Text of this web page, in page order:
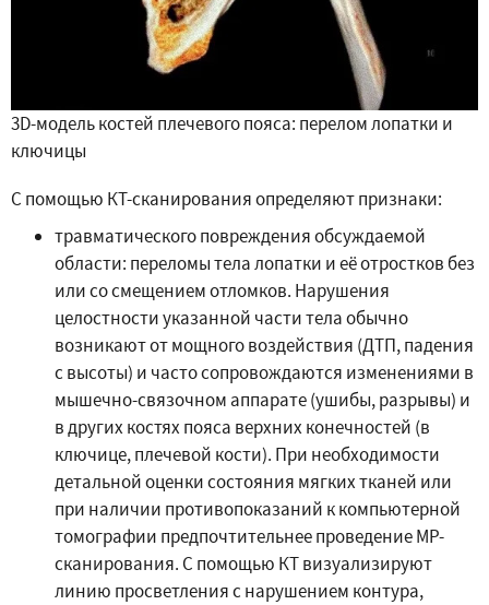
3D-модель костей плечевого пояса: перелом лопатки и
ключицы
С помощью КТ-сканирования определяют признаки:
травматического повреждения обсуждаемой
области: переломы тела лопатки и её отростков без
или со смещением отломков. Нарушения
целостности указанной части тела обычно
возникают от мощного воздействия (ДТП, падения
с высоты) и часто сопровождаются изменениями в
мышечно-связочном аппарате (ушибы, разрывы) и
в других костях пояса верхних конечностей (в
ключице, плечевой кости). При необходимости
детальной оценки состояния мягких тканей или
при наличии противопоказаний к компьютерной
томографии предпочтительнее проведение МР-
сканирования. С помощью КТ визуализируют
линию просветления с нарушением контура,